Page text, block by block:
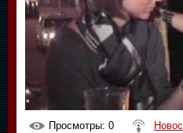
Просмотры: 0